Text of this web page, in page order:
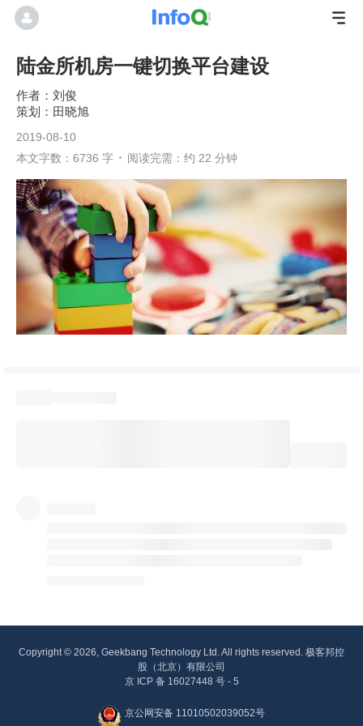
陆金所机房一键切换平台建设
刘俊
田晓旭
2019-08-10
本文字数：6736 字
阅读完需：约 22 分钟
Copyright © 2026, Geekbang Technology Ltd. All rights reserved. 极客邦控
股（北京）有限公司
京 ICP 备 16027448 号 - 5
京公网安备 11010502039052号